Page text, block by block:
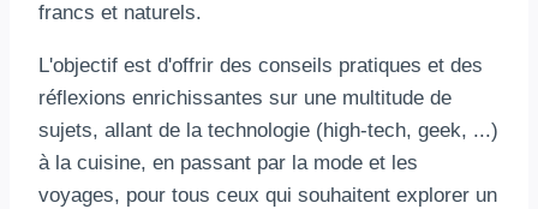
francs et naturels.
L'objectif est d'offrir des conseils pratiques et des
réflexions enrichissantes sur une multitude de
sujets, allant de la technologie (high-tech, geek, ...)
à la cuisine, en passant par la mode et les
voyages, pour tous ceux qui souhaitent explorer un